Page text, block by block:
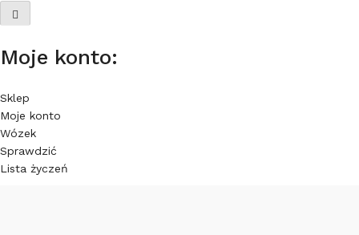
Moje konto:
Sklep
Moje konto
Wózek
Sprawdzić
Lista życzeń